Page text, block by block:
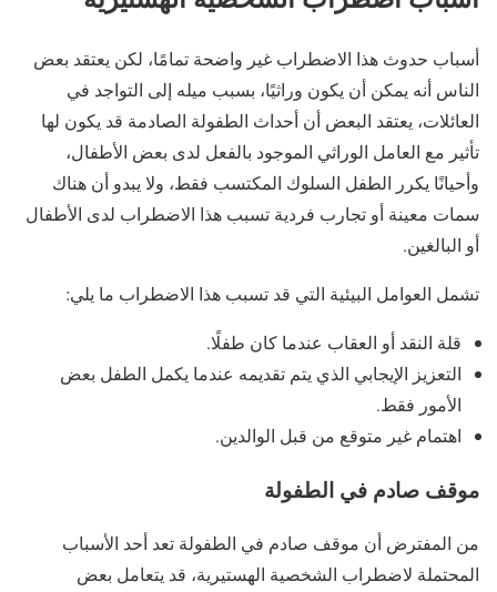
أسباب حدوث هذا الاضطراب غير واضحة تمامًا، لكن يعتقد بعض
الناس أنه يمكن أن يكون وراثيًا، بسبب ميله إلى التواجد في
العائلات، يعتقد البعض أن أحداث الطفولة الصادمة قد يكون لها
تأثير مع العامل الوراثي الموجود بالفعل لدى بعض الأطفال،
وأحيانًا يكرر الطفل السلوك المكتسب فقط، ولا يبدو أن هناك
سمات معينة أو تجارب فردية تسبب هذا الاضطراب لدى الأطفال
أو البالغين.
تشمل العوامل البيئية التي قد تسبب هذا الاضطراب ما يلي:
قلة النقد أو العقاب عندما كان طفلًا.
التعزيز الإيجابي الذي يتم تقديمه عندما يكمل الطفل بعض
الأمور فقط.
اهتمام غير متوقع من قبل الوالدين.
موقف صادم في الطفولة
من المفترض أن موقف صادم في الطفولة تعد أحد الأسباب
المحتملة لاضطراب الشخصية الهستيرية، قد يتعامل بعض